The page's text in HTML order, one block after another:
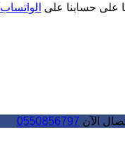
على حسابنا على الواتساب
الآن 0550856797